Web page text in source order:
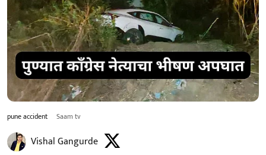
pune accident Saam tv
Vishal Gangurde